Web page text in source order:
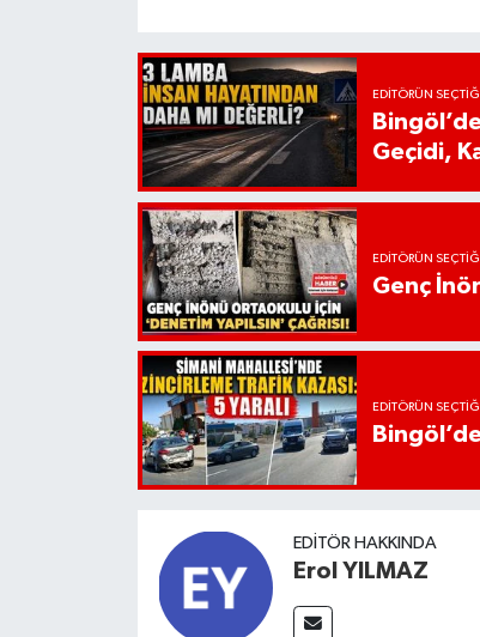
EDITÖRÜN SEÇTIĞI
Geçidi,
EDITÖRÜN SEÇTIĞI
Genç
EDITÖRÜN SEÇTIĞI
EDITÖR HAKKINDA
Erol YILMAZ